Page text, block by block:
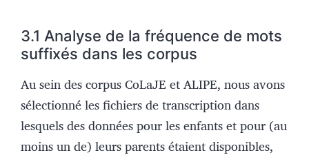
3.1 Analyse de la fréquence de mots
suffixés dans les corpus
Au sein des corpus CoLaJE et ALIPE, nous avons
sélectionné les fichiers de transcription dans
lesquels des données pour les enfants et pour (au
moins un de) leurs parents étaient disponibles,